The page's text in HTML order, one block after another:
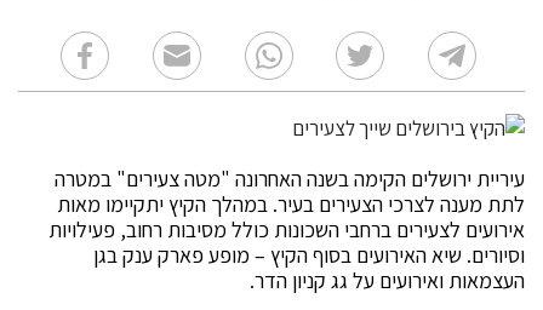
עיריית ירושלים הקימה בשנה האחרונה "מטה צעירים" במטרה
לתת מענה לצרכי הצעירים בעיר. במהלך הקיץ יתקיימו מאות
אירועים לצעירים ברחבי השכונות כולל מסיבות רחוב, פעילויות
וסיורים. שיא האירועים בסוף הקיץ – מופע פארק ענק בגן
העצמאות ואירועים על גג קניון הדר.